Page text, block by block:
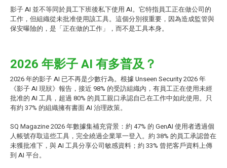
影子 AI 並不等同於員工下班後私下使用 AI。它特指員工正在做公司的
工作，但組織從未批准使用該工具。這個分別很重要，因為造成監管與
保安曝險的，是「正在做的工作」，而不是工具本身。
2026 年影子 AI 有多普及？
2026 年的影子 AI 已不再是少數行為。根據 Unseen Security 2026 年
《影子 AI 現狀》報告，接近 98% 的受訪組織內，有員工正在使用未經
批准的 AI 工具，超過 80% 的員工親口承認自己在工作中如此使用。只
有約 37% 的組織擁有書面 AI 治理政策。
SQ Magazine 2026 年數據集補充背景：約 47% 的 GenAI 使用者透過個
人帳號存取這些工具，完全繞過企業單一登入。約 38% 的員工承認曾在
未獲批准下，與 AI 工具分享公司敏感資料；約 33% 曾把客戶資料上傳
到 AI 平台。